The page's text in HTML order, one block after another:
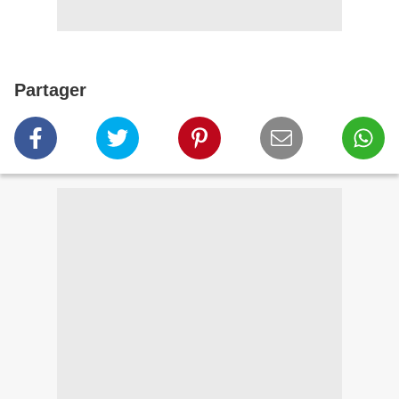
Partager